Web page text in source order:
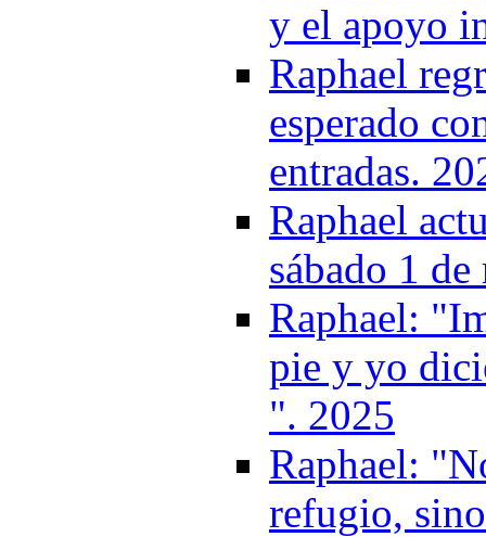
y el apoyo
Raphael
esperado
entradas.
Raphael
sábado 1
Raphael:
pie y yo
". 2025
Raphael:
refugio,